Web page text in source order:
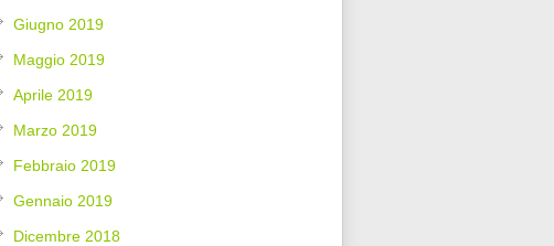
Giugno 2019
Maggio 2019
Aprile 2019
Marzo 2019
Febbraio 2019
Gennaio 2019
Dicembre 2018